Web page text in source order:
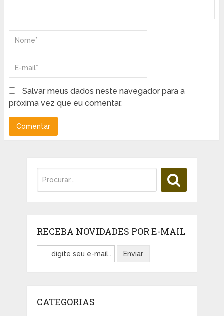
Salvar meus dados neste navegador para a
próxima vez que eu comentar.
RECEBA NOVIDADES POR E-MAIL
CATEGORIAS